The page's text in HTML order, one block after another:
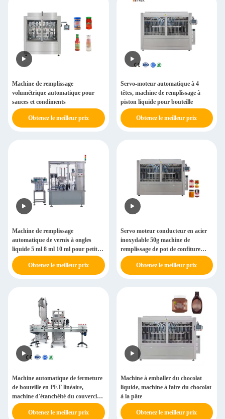
Machine de remplissage
volumétrique automatique pour
sauces et condiments
Obtenez le meilleur prix
Servo-moteur automatique à 4
têtes, machine de remplissage à
piston liquide pour bouteille
Obtenez le meilleur prix
Machine de remplissage
automatique de vernis à ongles
liquide 5 ml 8 ml 10 ml pour petites
bouteilles
Obtenez le meilleur prix
Servo moteur conducteur en acier
inoxydable 50g machine de
remplissage de pot de confiture
ligne d'équipement automatique
Obtenez le meilleur prix
Machine automatique de fermeture
de bouteille en PET linéaire,
machine d'étanchéité du couvercle
du conteneur en plastique avec
commande PLC
Obtenez le meilleur prix
Machine à emballer du chocolat
liquide, machine à faire du chocolat
à la pâte
Obtenez le meilleur prix